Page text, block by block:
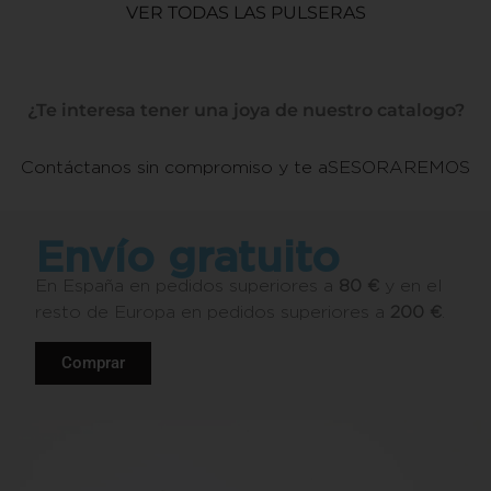
VER TODAS LAS PULSERAS
¿Te interesa tener una joya de nuestro catalogo?
Contáctanos sin compromiso y te aSESORAREMOS
Envío gratuito
80 €
200 €
Comprar